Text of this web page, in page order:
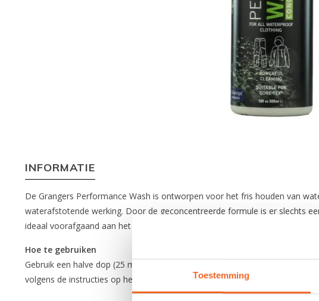
Toestemming
INFORMATIE
De Grangers Performance Wash is ontworpen voor het fris houden van
waterafstotende werking. Door de geconcentreerde formule is er slechts
ideaal voorafgaand aan het opnieuw impregneren van uw uitrusting met
Hoe te gebruiken
Gebruik een halve dop (25 ml) wasmiddel per wasbeurt. Giet het product
volgens de instructies op het waslabel.